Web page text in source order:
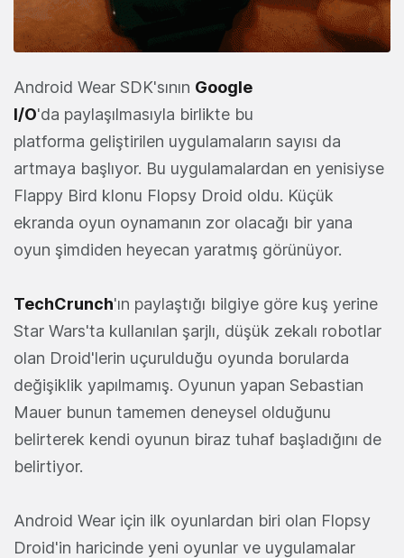
Android Wear SDK'sının Google
I/O'da paylaşılmasıyla birlikte bu
platforma geliştirilen uygulamaların sayısı da
artmaya başlıyor. Bu uygulamalardan en yenisiyse
Flappy Bird klonu Flopsy Droid oldu. Küçük
ekranda oyun oynamanın zor olacağı bir yana
oyun şimdiden heyecan yaratmış görünüyor.
TechCrunch'ın paylaştığı bilgiye göre kuş yerine
Star Wars'ta kullanılan şarjlı, düşük zekalı robotlar
olan Droid'lerin uçurulduğu oyunda borularda
değişiklik yapılmamış. Oyunun yapan Sebastian
Mauer bunun tamemen deneysel olduğunu
belirterek kendi oyunun biraz tuhaf başladığını de
belirtiyor.
Android Wear için ilk oyunlardan biri olan Flopsy
Droid'in haricinde yeni oyunlar ve uygulamalar